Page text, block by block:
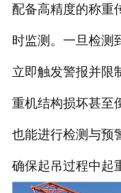
配备高精度的称重
时监测。一旦检测
立即触发警报并限
重机结构损坏甚至
也能进行检测与预
确保起吊过程中起